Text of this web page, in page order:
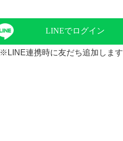
LINEでログイン
※LINE連携時に友だち追加します